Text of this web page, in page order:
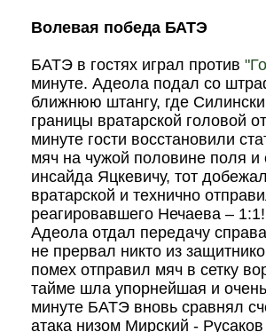
Волевая победа БАТЭ
БАТЭ в гостях играл против
минуте. Адеола подал со
ближнюю штангу, где
границы вратарской головой
минуте гости восстановили
мяч на чужой половине поля и
инсайда Яцкевичу, тот
вратарской и технично
реагировавшего Нечаева –
Адеола отдал передачу
не прервал никто из
помех отправил мяч в сетку
тайме шла упорнейшая и
минуте БАТЭ вновь сравнял
атака низом Мирский -